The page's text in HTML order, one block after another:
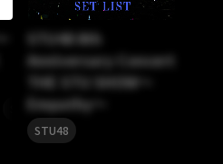
STU48
STU48 8th
Anniversary Concert
THE STU SHOW〜
Empathy〜
STU48